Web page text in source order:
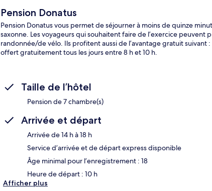
Pension Donatus
Pension Donatus vous permet de séjourner à moins de quinze
saxonne. Les voyageurs qui souhaitent faire de l’exercice peuvent
randonnée/de vélo. Ils profitent aussi de l’avantage gratuit suivant
offert gratuitement tous les jours entre 8 h et 10 h.
Taille de l’hôtel
Pension de 7 chambre(s)
Arrivée et départ
Arrivée de 14 h à 18 h
Service d’arrivée et de départ express disponible
Âge minimal pour l’enregistrement : 18
Heure de départ : 10 h
Afficher plus